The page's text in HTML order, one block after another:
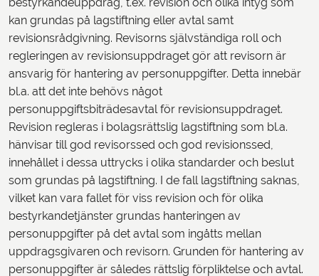
bestyrkandeuppdrag, t.ex. revision och olika intyg som
kan grundas på lagstiftning eller avtal samt
revisionsrådgivning. Revisorns självständiga roll och
regleringen av revisionsuppdraget gör att revisorn är
ansvarig för hantering av personuppgifter. Detta innebär
bl.a. att det inte behövs något
personuppgiftsbiträdesavtal för revisionsuppdraget.
Revision regleras i bolagsrättslig lagstiftning som bl.a.
hänvisar till god revisorssed och god revisionssed,
innehållet i dessa uttrycks i olika standarder och beslut
som grundas på lagstiftning. I de fall lagstiftning saknas,
vilket kan vara fallet för viss revision och för olika
bestyrkandetjänster grundas hanteringen av
personuppgifter på det avtal som ingåtts mellan
uppdragsgivaren och revisorn. Grunden för hantering av
personuppgifter är således rättslig förpliktelse och avtal.